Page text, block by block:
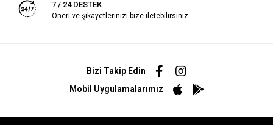
7 / 24 DESTEK
Öneri ve şikayetlerinizi bize iletebilirsiniz.
Bizi Takip Edin
Mobil Uygulamalarımız